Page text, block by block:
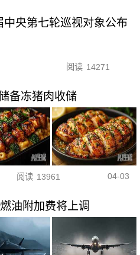
中央第七轮巡视对象公布
阅读 14271
备冻猪肉收储
阅读 13961 04-03
油附加费将上调